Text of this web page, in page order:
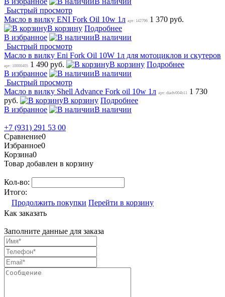
Быстрый просмотр
Масло в вилку ENI Fork Oil 10w 1л арт: 142796 1 370 руб.
В корзину Подробнее
В избранное
В наличии
Быстрый просмотр
Масло в вилку Eni Fork Oil 10W 1л для мотоциклов и скутеров
арт: 10000405 1 490 руб. В корзину Подробнее
В избранное
В наличии
Быстрый просмотр
Масло в вилку Shell Advance Fork oil 10w 1л арт: diadv004b11 1 730
руб.
В корзину Подробнее
В избранное
В наличии
+7 (931) 291 53 00
Сравнение0
Избранное0
Корзина0
Товар добавлен в корзину
Кол-во:
Итого:
Продолжить покупки Перейти в корзину
Как заказать
Заполните данные для заказа